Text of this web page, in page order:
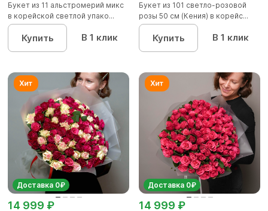
Букет из 11 альстромерий микс
в корейской светлой упако...
Купить В 1 клик
Букет из 101 светло-розовой
розы 50 см (Кения) в корейс...
Купить В 1 клик
Доставка 0₽
14 999 ₽
Доставка 0₽
14 999 ₽